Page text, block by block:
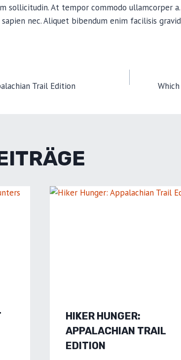
sollicitudin. At tempor commodo ullamcorper
nec. Aliquet bibendum enim facilisis
Trail Edition
HIKER HUNGER:
APPALACHIAN TRAIL
EDITION